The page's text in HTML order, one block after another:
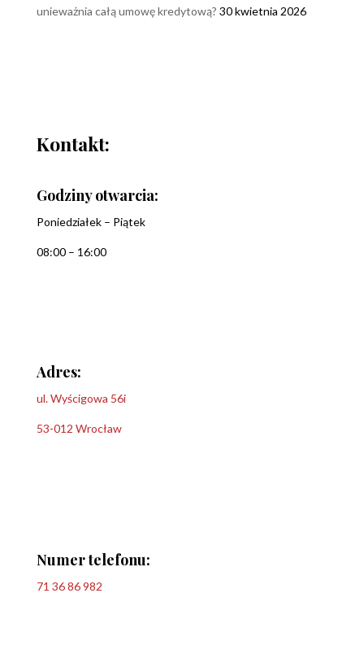
unieważnia całą umowę kredytową? 30 kwietnia 2026
Kontakt:
Godziny otwarcia:
Poniedziałek – Piątek
08:00 – 16:00
Adres:
ul. Wyścigowa 56i
53-012 Wrocław
Numer telefonu:
71 36 86 982